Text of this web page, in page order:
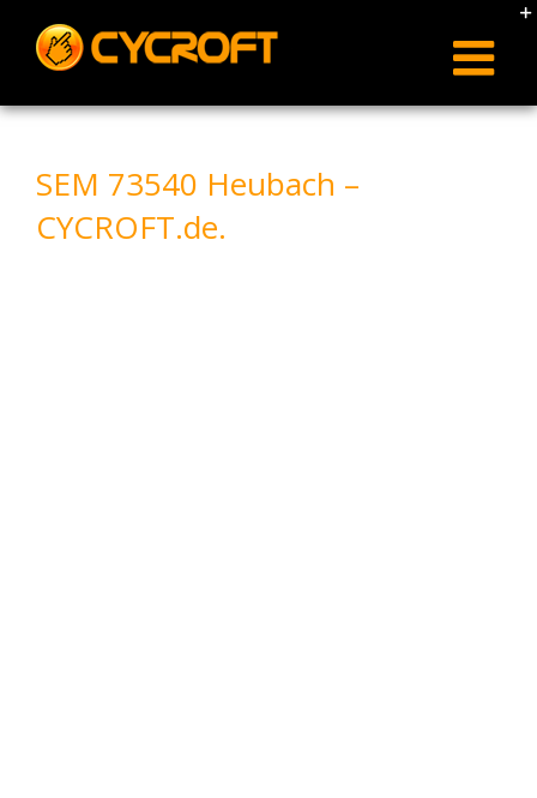
content
SEM 73540 Heubach –
CYCROFT.de.